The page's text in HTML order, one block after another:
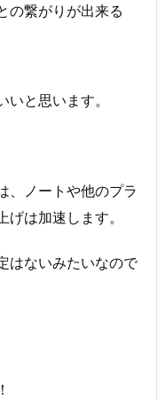
の繋がりが出来る
と思います。
、ノートや他のプラ
は加速します。
はないみたいなので